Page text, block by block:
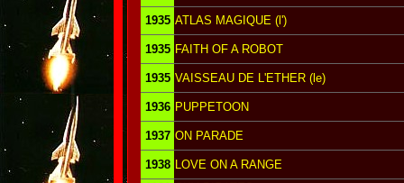
1935 ATLAS MAGIQUE (l')
1935 FAITH OF A ROBOT
1935 VAISSEAU DE L'ETHER (le)
1936 PUPPETOON
1937 ON PARADE
1938 LOVE ON A RANGE